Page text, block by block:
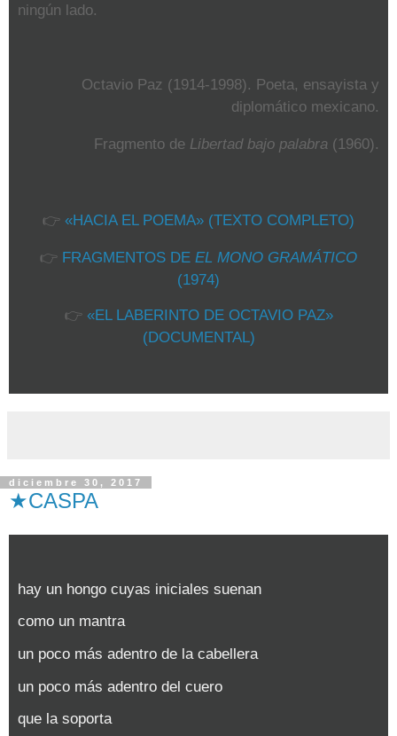
ningún lado.
Octavio Paz (1914-1998). Poeta, ensayista y
diplomático mexicano.
Fragmento de Libertad bajo palabra (1960).
👉 «HACIA EL POEMA» (TEXTO COMPLETO)
👉 FRAGMENTOS DE EL MONO GRAMÁTICO
(1974)
👉 «EL LABERINTO DE OCTAVIO PAZ»
(DOCUMENTAL)
diciembre 30, 2017
★CASPA
hay un hongo cuyas iniciales suenan
como un mantra
un poco más adentro de la cabellera
un poco más adentro del cuero
que la soporta